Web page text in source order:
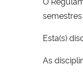
Esta(s)
As